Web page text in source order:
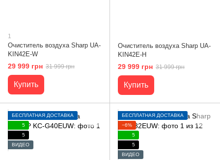
1
Очиститель воздуха Sharp UA-
KIN42E-W
29 999 грн 31 999 грн
Купить
Очиститель воздуха Sharp UA-
KIN42E-H
29 999 грн 31 999 грн
Купить
БЕСПЛАТНАЯ ДОСТАВКА
5
5
ВИДЕО
БЕСПЛАТНАЯ ДОСТАВКА
−6%
5
5
ВИДЕО